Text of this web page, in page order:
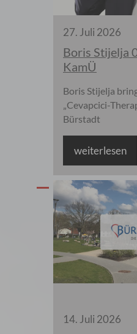
27. Juli 2026
Boris Stijelja
KamÜ
Boris Stijelja
„Cevapcici-
Bürstadt
weiterlesen
14. Juli 2026